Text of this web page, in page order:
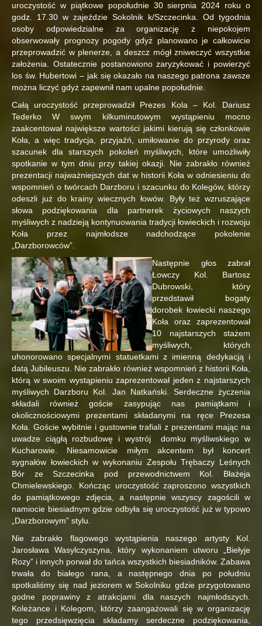
uroczystość w piątkowe popołudnie 30 sierpnia 2024 roku o
godz. 17.30 w zajeździe Sokolnik k/Szczecinka. Od tygodnia
osoby odpowiedzialne za organizację z niepokojem
obserwowały prognozy pogody gdyż planowano je całkowicie
przeprowadzić w plenerze, a deszcz mógł zniweczyć wszystkie
założenia. Ostatecznie postanowiono zaryzykować i powierzyć
los św. Hubertowi – jak się okazało na naszego patrona zawsze
można liczyć gdyż zapewnił nam upalne popołudnie.
Całą uroczystość przeprowadził Prezes Kola – Kol. Dariusz
Tederko W swym kilkuminutowym wystąpieniu mocno
zaakcentował największe wartości jakimi kierują się członkowie
Koła, a więc tradycja, przyjaźń, umiłowanie do przyrody oraz
szacunek dla starszych pokoleń myśliwych, które umożliwiły
spotkanie w tym dniu przy takiej okazji. Nie zabrakło również
prezentacji najważniejszych dat w historii Koła w odniesieniu do
wspomnień o twórcach Darzboru i szacunku do Kolegów, którzy
odeszli już do krainy wiecznych łowów. Były też wzruszające
słowa podziękowania dla partnerek życiowych naszych
myśliwych z nadzieją kontynuowania tradycji łowieckich i rozwoju
Koła przez najmłodsze nadchodzące pokolenie
„Darzborowców”.
Następnie głos zabrał
Łowczy Kol. Bartosz
Dubrowski, który
przedstawił bogaty
dorobek łowiecki naszego
Koła oraz zaprezentował
10 najstarszych stażem
myśliwych, których
uhonorowano specjalnymi statuetkami z imienną dedykacją i
datą Jubileuszu. Nie zabrakło również wspomnień z historii Koła,
którą w swoim wystąpieniu zaprezentował jeden z najstarszych
myśliwych Darzboru Kol. Jan Natkański. Serdeczne życzenia
składali również goście zasypując nas pamiątkami i
okolicznościowymi prezentami składanymi na ręce Prezesa
Koła. Goście wybitnie i gustownie trafiali z prezentami mając na
uwadze ciągłą rozbudowę i wystrój domku myśliwskiego w
Kucharowie. Niesamowicie miłym akcentem był koncert
sygnałów łowieckich w wykonaniu Zespołu Trębaczy Leśnych
Bór ze Szczecinka pod przewodnictwem Kol. Błażeja
Chmielewskiego. Kończąc uroczystość zaproszono wszystkich
do pamiątkowego zdjęcia, a następnie wszyscy zagościli w
namiocie biesiadnym gdzie odbyła się uroczystość już w typowo
„Darzborowym” stylu.
Nie zabrakło flagowego wystąpienia naszego artysty Kol.
Jarosława Wasylczyszyna, który wykonaniem utworu „Biełyje
Rozy” i innych porwał do tańca wszystkich biesiadników. Zabawa
trwała do białego rana, a następnego dnia po południu
spotkaliśmy się nad jeziorem w Sokolniku gdzie przygotowano
godne poprawiny z atrakcjami dla naszych najmłodszych.
Koleżance i Kolegom, którzy zaangażowali się w organizację
tego przedsięwzięcia składamy serdeczne podziękowania,